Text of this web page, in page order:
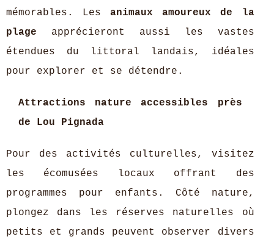
mémorables. Lesanimaux amoureux de la
plage apprécieront aussi les vastes
étendues du littoral landais, idéales
pour explorer et se détendre.
Attractions nature accessibles près
de Lou Pignada
Pour des activités culturelles, visitez
les écomusées locaux offrant des
programmes pour enfants. Côté nature,
plongez dans les réserves naturelles où
petits et grands peuvent observer divers